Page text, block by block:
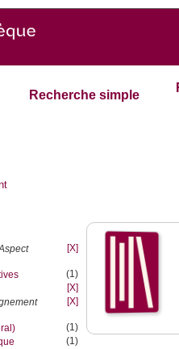
Recherche simple
[X]
(1)
[X]
[X]
(1)
(1)